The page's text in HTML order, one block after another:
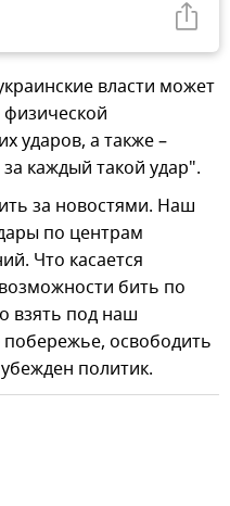
власти может
ударов, а также –
каждый такой удар".
за новостями. Наш
по центрам
Что касается
бить по
взять под наш
освободить
политик.